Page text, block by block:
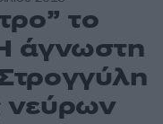
το
άγνωστη
νεύρων